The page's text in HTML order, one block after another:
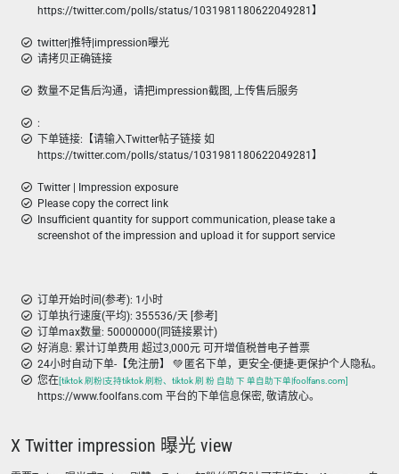
https://twitter.com/polls/status/1031981180622049281】
twitter|推特|impression曝光
请拷贝正确链接
数量不足售后沟通，请把impression截图, 上传售后服务
:
下单链接:【请输入Twitter帖子链接 如
https://twitter.com/polls/status/1031981180622049281】
Twitter | Impression exposure
Please copy the correct link
Insufficient quantity for support communication, please take a
screenshot of the impression and upload it for support service
订单开始时间(参考): 1小时
订单执行速度(平均): 355536/天 [参考]
订单max数量: 50000000(同链接累计)
好消息: 累计订单费用 超过3,000元 可开增值税普电子普票
24小时自动下单-【免注册】 💚 匿名下单，更安全-便捷-更保护个人隐私。
您在[tiktok 刷粉|支持tiktok 刷粉、tiktok 刷 粉 自助 下 单自助下单|foolfans.com]
https://www.foolfans.com 平台的下单信息保密, 敬请放心。
X Twitter impression 曝光 view